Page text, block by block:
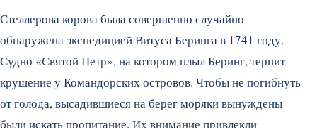
Стеллерова корова была совершенно случайно
обнаружена экспедицией Витуса Беринга в 1741 году.
Судно «Святой Петр», на котором плыл Беринг, терпит
крушение у Командорских островов. Чтобы не погибнуть
от голода, высадившиеся на берег моряки вынуждены
были искать пропитание. Их внимание привлекли